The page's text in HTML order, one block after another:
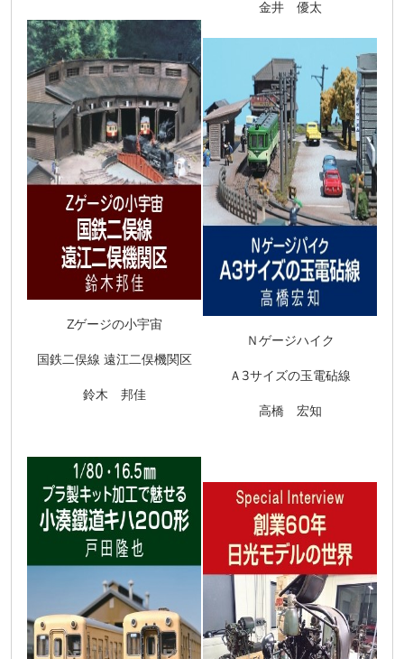
金井 優太
Zゲージの小宇宙
国鉄二俣線 遠江二俣機関区
鈴木 邦佳
Ｎゲージハイク
Ａ3サイズの玉電砧線
高橋 宏知